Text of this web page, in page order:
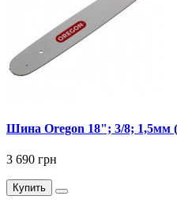
Шина Oregon 18"; 3/8; 1,5мм
3 690 грн
Купить